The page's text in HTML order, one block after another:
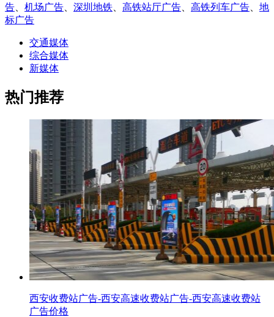
告
机场广告 深圳地铁 高铁站厅广告 高铁列车广告
地
标广告
交通媒体
综合媒体
新媒体
热门推荐
西安收费站广告-西安高速收费站广告-西安高速收费站
广告价格